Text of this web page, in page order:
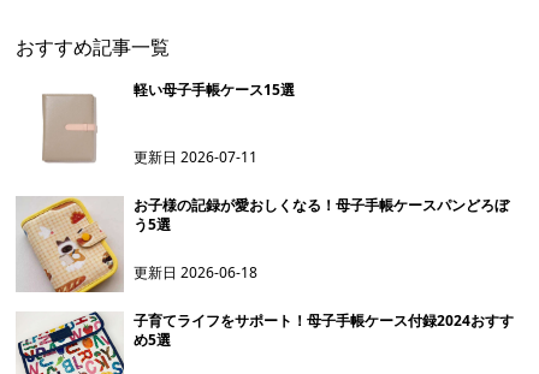
おすすめ記事一覧
軽い母子手帳ケース15選
更新日2026-07-11
お子様の記録が愛おしくなる！母子手帳ケースパンどろぼ
う5選
更新日2026-06-18
子育てライフをサポート！母子手帳ケース付録2024おすす
め5選